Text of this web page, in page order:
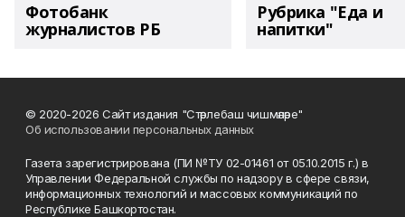
Фотобанк
журналистов РБ
Рубрика "Еда и
напитки"
© 2020-2026 Сайт издания "Стәрлебаш чишмәләре"
Об использовании персональных данных
Газета зарегистрирована (ПИ №ТУ 02-01461 от 05.10.2015 г.) в
Управлении Федеральной службы по надзору в сфере связи,
информационных технологий и массовых коммуникаций по
Республике Башкортостан.